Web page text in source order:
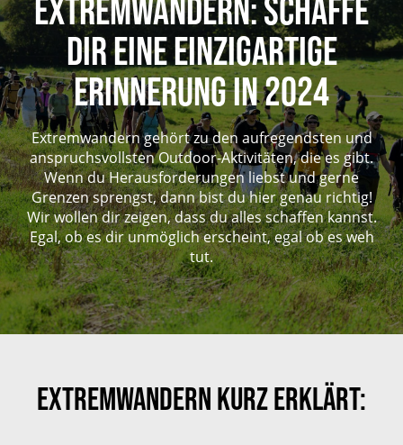
EXTREMWANDERN: SCHAFFE
DIR EINE EINZIGARTIGE
ERINNERUNG IN 2024
Extremwandern gehört zu den aufregendsten und
anspruchsvollsten Outdoor-Aktivitäten, die es gibt.
Wenn du Herausforderungen liebst und gerne
Grenzen sprengst, dann bist du hier genau richtig!
Wir wollen dir zeigen, dass du alles schaffen kannst.
Egal, ob es dir unmöglich erscheint, egal ob es weh
tut.
Extremwandern kurz erklärt: